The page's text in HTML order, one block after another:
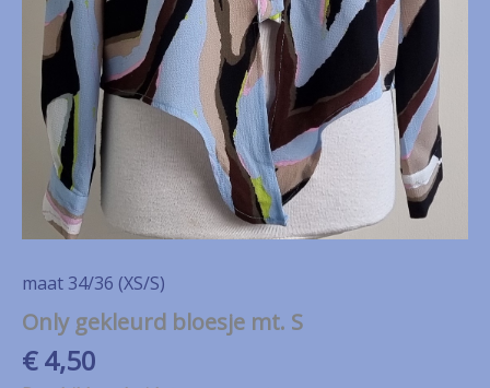
maat 34/36 (XS/S)
Only gekleurd bloesje mt. S
€4,50